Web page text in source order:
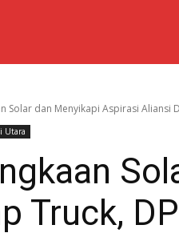
Solar dan Menyikapi Aspirasi Aliansi
Utara
Truck,